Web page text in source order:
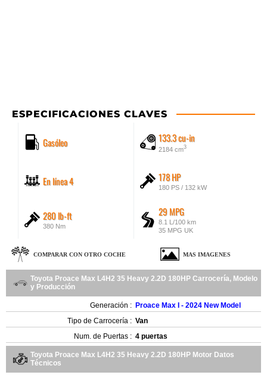
ESPECIFICACIONES CLAVES
Gasóleo 133.3 cu-in
2184 cm3
En línea 4 178 HP
180 PS / 132 kW
280 lb-ft
380 Nm
29 MPG
8.1 L/100 km
35 MPG UK
COMPARAR CON OTRO COCHE MAS IMAGENES
Toyota Proace Max L4H2 35 Heavy 2.2D 180HP Carrocería, Modelo
y Producción
Generación : Proace Max I - 2024 New Model
Tipo de Carrocería : Van
Num. de Puertas : 4 puertas
Toyota Proace Max L4H2 35 Heavy 2.2D 180HP Motor Datos
Técnicos